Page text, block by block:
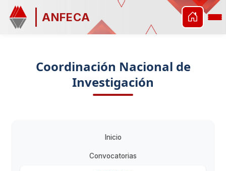
ANFECA
Coordinación Nacional de
Investigación
Inicio
Convocatorias